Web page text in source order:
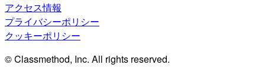
アクセス情報
プライバシーポリシー
クッキーポリシー
© Classmethod, Inc. All rights reserved.